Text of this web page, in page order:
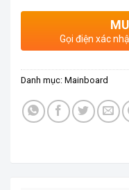
Gọi điện xác
Danh mục: Mainboard